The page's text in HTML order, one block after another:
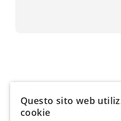
TECNO
CONTU & DOA
Questo sito web
cookie